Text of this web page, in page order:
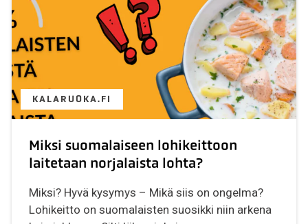
KALARUOKA.FI
Miksi suomalaiseen lohikeittoon
laitetaan norjalaista lohta?
Miksi? Hyvä kysymys – Mikä siis on ongelma?
Lohikeitto on suomalaisten suosikki niin arkena